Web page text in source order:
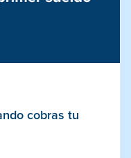
cobras tu